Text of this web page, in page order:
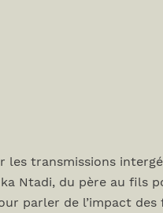
les transmissions
Ntadi, du père au fils
parler de l’impact des